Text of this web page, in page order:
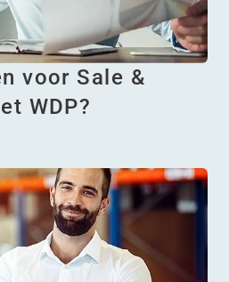
voor Sale &
WDP?